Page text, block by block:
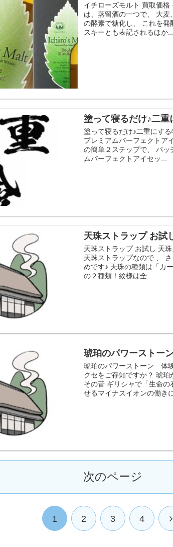
イチローズモルト 買取価
は、蒸留酒の一つで、 大
の酵素で糖化し、 これを発
スキーとも表記されるほか...
塗って寝るだけ♪二
塗って寝るだけ♪二重にす
プレミアムパーフェクトア
の簡単２ステップで、 パ
ムパーフェクトアイセッ...
天珠ストラップ お試
天珠ストラップ お試し 天
天珠ストラップなので 、
めです♪ 天珠の種類は「カ
の２種類！紋様は全...
琥珀のパワーストー
琥珀のパワーストーン 体
クセをご存知ですか？ 琥
その昔 ギリシャで「生命の
せるマイナスイオンの働き
次のページ
1 2 3 4